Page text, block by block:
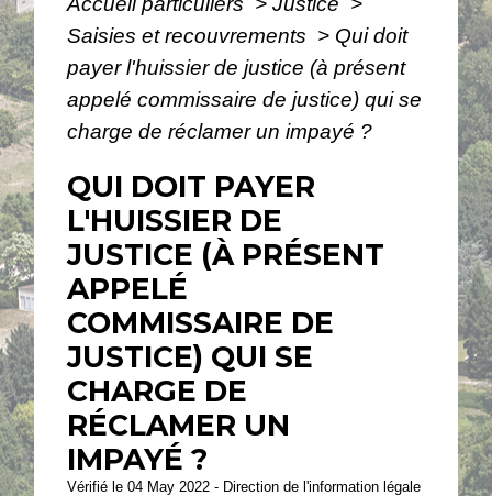
Saisies et recouvrements > Qui doit
payer l'huissier de justice (à présent
appelé commissaire de justice) qui se
charge de réclamer un impayé ?
QUI DOIT PAYER
L'HUISSIER DE
JUSTICE (À PRÉSENT
APPELÉ
COMMISSAIRE DE
JUSTICE) QUI SE
CHARGE DE
RÉCLAMER UN
IMPAYÉ ?
Vérifié le 04 May 2022 - Direction de l'information légale